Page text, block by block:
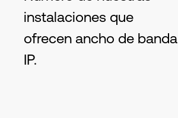
instalaciones que
ofrecen ancho de banda
IP.